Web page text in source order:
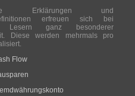
Erklärungen und
erfreuen sich bei
Lesern ganz besonderer
Diese werden mehrmals pro
Flow